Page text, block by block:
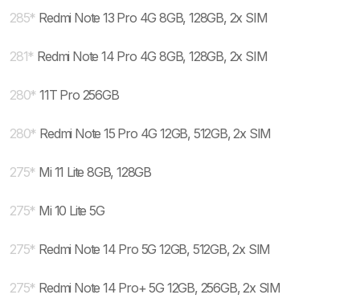
285* Redmi Note 13 Pro 4G 8GB, 128GB, 2x SIM
281* Redmi Note 14 Pro 4G 8GB, 128GB, 2x SIM
280* 11T Pro 256GB
280* Redmi Note 15 Pro 4G 12GB, 512GB, 2x SIM
275* Mi 11 Lite 8GB, 128GB
275* Mi 10 Lite 5G
275* Redmi Note 14 Pro 5G 12GB, 512GB, 2x SIM
275* Redmi Note 14 Pro+ 5G 12GB, 256GB, 2x SIM